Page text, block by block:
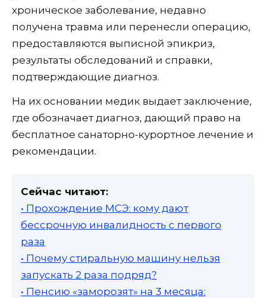
хроническое заболевание, недавно
получена травма или перенесли операцию,
предоставляются выписной эпикриз,
результаты обследований и справки,
подтверждающие диагноз.
На их основании медик выдает заключение,
где обозначает диагноз, дающий право на
бесплатное санаторно-курортное лечение и
рекомендации.
Сейчас читают:
• Прохождение МСЭ: кому дают
бессрочную инвалидность с первого
раза
• Почему стиральную машину нельзя
запускать 2 раза подряд?
• Пенсию «заморозят» на 3 месяца: